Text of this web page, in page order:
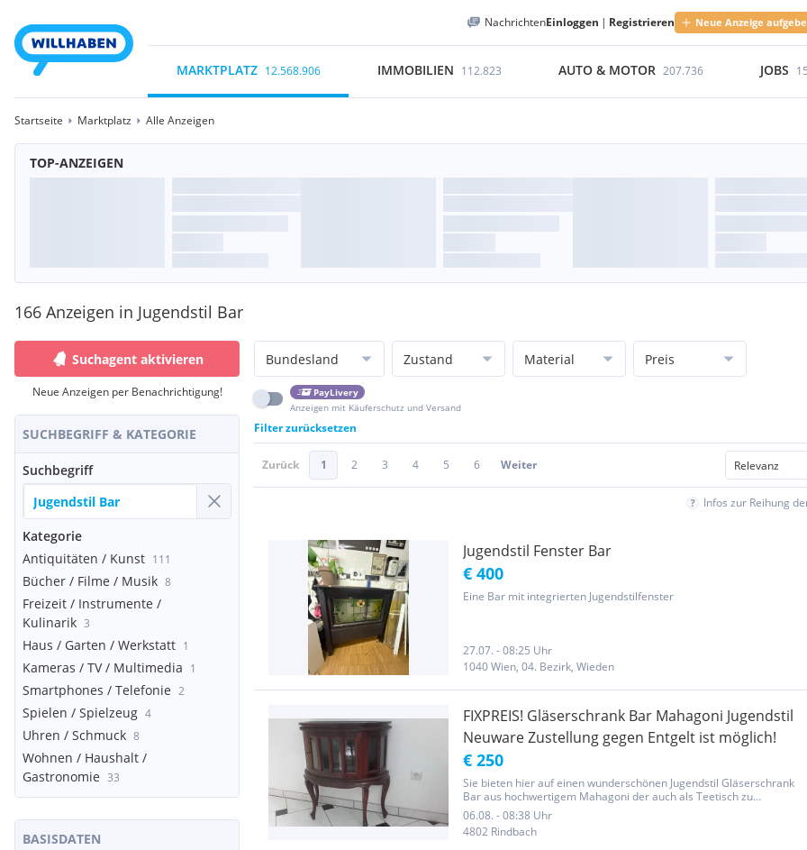
NachrichtenEinloggen | Registrieren Neue Anzeige
MARKTPLATZ 12.568.906 IMMOBILIEN 112.823 AUTO & MOTOR 207.736 JOBS
Startseite Marktplatz Alle Anzeigen
TOP-ANZEIGEN
166 Anzeigen in Jugendstil Bar
Suchagent aktivieren
Neue Anzeigen per Benachrichtigung!
SUCHBEGRIFF & KATEGORIE
Suchbegriff
Kategorie
Antiquitäten / Kunst 111
Bücher / Filme / Musik 8
Freizeit / Instrumente /
Kulinarik 3
Haus / Garten / Werkstatt 1
Kameras / TV / Multimedia 1
Smartphones / Telefonie 2
Spielen / Spielzeug 4
Uhren / Schmuck 8
Wohnen / Haushalt /
Gastronomie 33
BASISDATEN
Bundesland Zustand Material Preis
PayLivery
Anzeigen mit Käuferschutz und Versand
Filter zurücksetzen
Zurück 1 2 3 4 5 6 Weiter
Infos zur Reihung
Jugendstil Fenster Bar
€ 400
Eine Bar mit integrierten Jugendstilfenster
27.07. - 08:25 Uhr
1040 Wien, 04. Bezirk, Wieden
FIXPREIS! Gläserschrank Bar Mahagoni Jugendstil
Neuware Zustellung gegen Entgelt ist möglich!
€ 250
Sie bieten hier auf einen wunderschönen Jugendstil Gläserschrank
Bar aus hochwertigem Mahagoni der auch als Teetisch zu
verwenden da Tablett auch vorhanden!! Die Glaseinsätze haben je
einen 4fach Facettenschliff Höhe ca. 79 cm Breite ca. 44 cm
aüßerst...
06.08. - 08:38 Uhr
4802 Rindbach